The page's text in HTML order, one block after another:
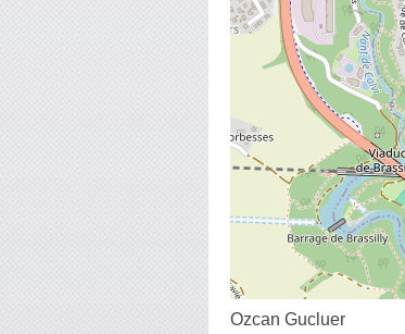
Ozcan Gucluer